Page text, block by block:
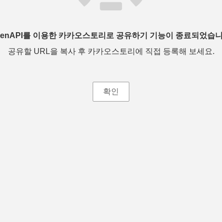
를 이용한 카카오스토리로 공유하기 기능이 종료되었습
공유할 URL을 복사 후 카카오스토리에 직접 등록해 보세요.
확인